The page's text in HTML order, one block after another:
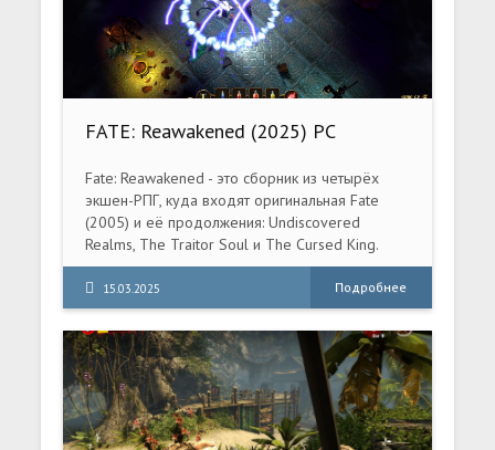
FATE: Reawakened (2025) PC
Fate: Reawakened - это сборник из четырёх
экшен-РПГ, куда входят оригинальная Fate
(2005) и её продолжения: Undiscovered
Realms, The Traitor Soul и The Cursed King.
15.03.2025 Подробнее